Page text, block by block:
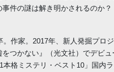
件の謎は解き明かされるのか？
作家。2017年、新人発掘プロ
つかない』（光文社）でデビュ
本格ミステリ・ベスト10」国内